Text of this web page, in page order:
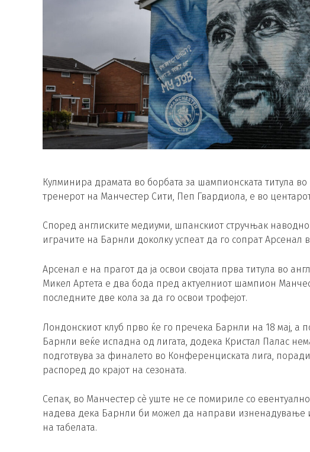
Кулминира драмата во борбата за шампионската титула
тренерот на Манчестер Сити, Пеп Гвардиола, е во
Според англиските медиуми, шпанскиот стручњак
играчите на Барнли доколку успеат да го сопрат Арсенал
Арсенал е на прагот да ја освои својата прва титула во
Микел Артета е два бода пред актуелниот шампион
последните две кола за да го освои трофејот.
Лондонскиот клуб прво ќе го пречека Барнли на 18 мај, а
Барнли веќе испадна од лигата, додека Кристал Палас
подготвува за финалето во Конференциската лига,
распоред до крајот на сезоната.
Сепак, во Манчестер сè уште не се помириле со
надева дека Барнли би можел да направи изненадување
на табелата.